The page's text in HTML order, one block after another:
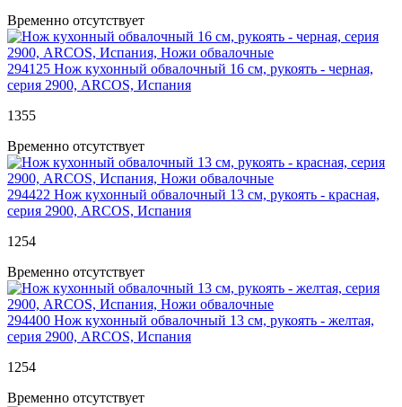
Временно отсутствует
294125 Нож кухонный обвалочный 16 см, рукоять - черная,
серия 2900, ARCOS, Испания
1355
Временно отсутствует
294422 Нож кухонный обвалочный 13 см, рукоять - красная,
серия 2900, ARCOS, Испания
1 254
Временно отсутствует
294400 Нож кухонный обвалочный 13 см, рукоять - желтая,
серия 2900, ARCOS, Испания
1 254
Временно отсутствует